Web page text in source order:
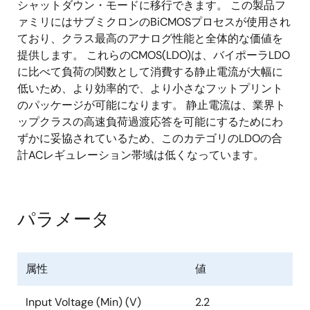
シャットダウン・モードに移行できます。 この製品フ
ァミリにはサブミクロンのBiCMOSプロセスが使用され
ており、クラス最高のアナログ性能と全体的な価値を
提供します。 これらのCMOS(LDO)は、バイポーラLDO
に比べて負荷の関数として消費する静止電流が大幅に
低いため、より効率的で、より小さなフットプリント
のパッケージが可能になります。 静止電流は、業界ト
ップクラスの高速負荷過渡応答を可能にするためにわ
ずかに妥協されているため、このカテゴリのLDOの合
計ACレギュレーション帯域は低くなっています。
パラメータ
属性 値
Input Voltage (Min) (V) 2.2